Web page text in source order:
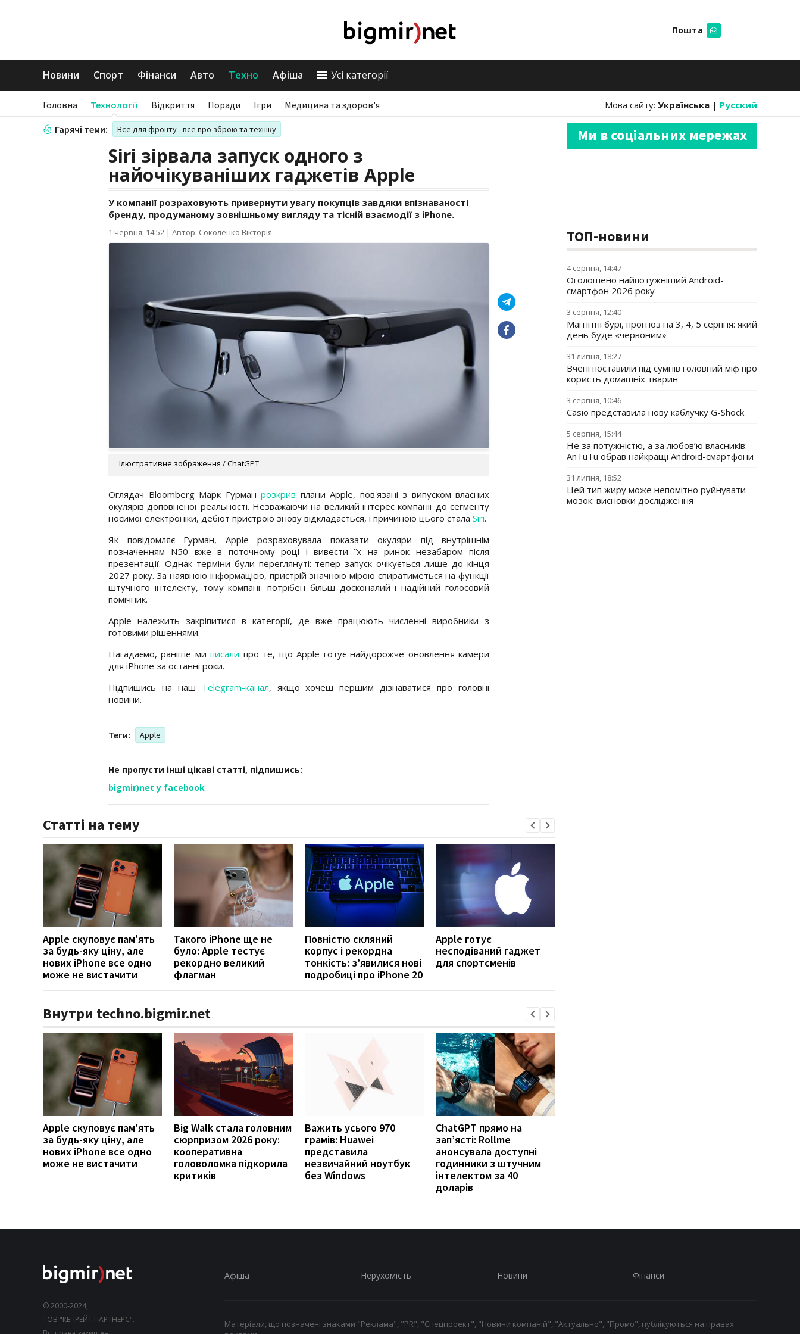
Пошта
Новини Спорт Фінанси Авто Техно Афіша Усі категорії
Головна Технології Відкриття Поради Ігри Медицина та здоров'я Мова сайту: Українська | Русский
Гарячі теми: Все для фронту - все про зброю та техніку
Siri зірвала запуск одного з
найочікуваніших гаджетів Apple
У компанії розраховують привернути увагу покупців завдяки впізнаваності
бренду, продуманому зовнішньому вигляду та тісній взаємодії з iPhone.
1 червня, 14:52 | Автор: Соколенко Вікторія
Ілюстративне зображення / ChatGPT
Оглядач Bloomberg Марк Гурман розкрив плани Apple, пов'язані з випуском власних
окулярів доповненої реальності. Незважаючи на великий інтерес компанії до сегменту
носимої електроніки, дебют пристрою знову відкладається, і причиною цього стала Siri.
Як повідомляє Гурман, Apple розраховувала показати окуляри під внутрішнім
позначенням N50 вже в поточному році і вивести їх на ринок незабаром після
презентації. Однак терміни були переглянуті: тепер запуск очікується лише до кінця
2027 року. За наявною інформацією, пристрій значною мірою спиратиметься на функції
штучного інтелекту, тому компанії потрібен більш досконалий і надійний голосовий
помічник.
Apple належить закріпитися в категорії, де вже працюють численні виробники з
готовими рішеннями.
Нагадаємо, раніше миписали про те, що Apple готує найдорожче оновлення камери
для iPhone за останні роки.
Підпишись на наш Telegram-канал, якщо хочеш першим дізнаватися про головні
новини.
Теги: Apple
Не пропусти інші цікаві статті, підпишись:
bigmir)net у facebook
Статті на тему
Apple скуповує пам'ять
за будь-яку ціну, але
нових iPhone все одно
може не вистачити
Такого iPhone ще не
було: Apple тестує
рекордно великий
флагман
Повністю скляний
корпус і рекордна
тонкість: з’явилися нові
подробиці про iPhone 20
Apple готує
несподіваний гаджет
для спортсменів
Внутри techno.bigmir.net
Apple скуповує пам'ять
за будь-яку ціну, але
нових iPhone все одно
може не вистачити
Big Walk стала головним
сюрпризом 2026 року:
кооперативна
головоломка підкорила
критиків
Важить усього 970
грамів: Huawei
представила
незвичайний ноутбук
без Windows
ChatGPT прямо на
зап’ясті: Rollme
анонсувала доступні
годинники з штучним
інтелектом за 40
доларів
Ми в соціальних мережах
ТОП-новини
4 серпня, 14:47
Оголошено найпотужніший Android-
смартфон 2026 року
3 серпня, 12:40
Магнітні бурі, прогноз на 3, 4, 5 серпня: який
день буде «червоним»
31 липня, 18:27
Вчені поставили під сумнів головний міф про
користь домашніх тварин
3 серпня, 10:46
Casio представила нову каблучку G-Shock
5 серпня, 15:44
Не за потужністю, а за любов’ю власників:
AnTuTu обрав найкращі Android-смартфони
31 липня, 18:52
Цей тип жиру може непомітно руйнувати
мозок: висновки дослідження
© 2000-2024,
ТОВ "КЕПРЕЙТ ПАРТНЕРС".
Афіша Нерухомість Новини Фінанси
Матеріали, що позначені знаками "Реклама", "PR", "Спецпроект", "Новини компаній", "Актуально", "Промо", публікуються на правах